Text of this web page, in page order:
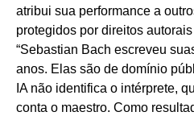
atribui sua performance a
protegidos por direitos
“Sebastian Bach escreveu
anos. Elas são de domínio
IA não identifica o intérprete,
conta o maestro. Como